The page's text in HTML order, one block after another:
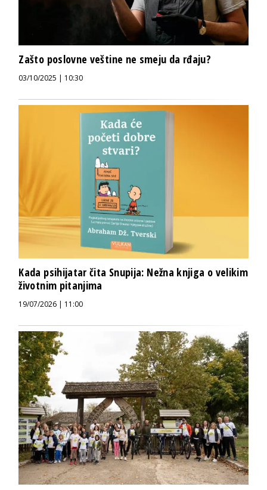
Zašto poslovne veštine ne smeju da rđaju?
03/10/2025 | 10:30
Kada psihijatar čita Snupija: Nežna knjiga o velikim
životnim pitanjima
19/07/2026 | 11:00